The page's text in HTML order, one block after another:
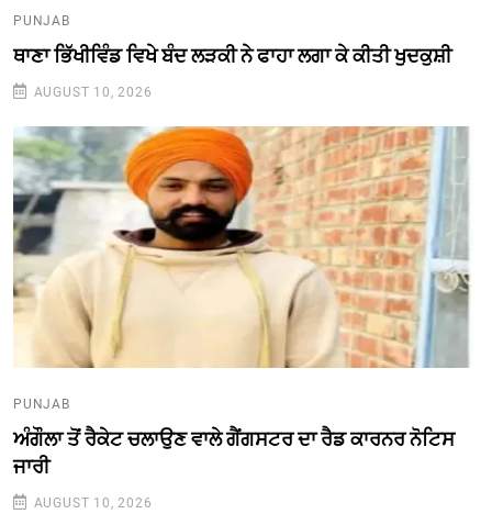
PUNJAB
ਥਾਣਾ ਭਿੱਖੀਵਿੰਡ ਵਿਖੇ ਬੰਦ ਲੜਕੀ ਨੇ ਫਾਹਾ ਲਗਾ ਕੇ ਕੀਤੀ ਖੁਦਕੁਸ਼ੀ
AUGUST 10, 2026
PUNJAB
ਅੰਗੌਲਾ ਤੋਂ ਰੈਕੇਟ ਚਲਾਉਣ ਵਾਲੇ ਗੈਂਗਸਟਰ ਦਾ ਰੈਡ ਕਾਰਨਰ ਨੋਟਿਸ
ਜਾਰੀ
AUGUST 10, 2026